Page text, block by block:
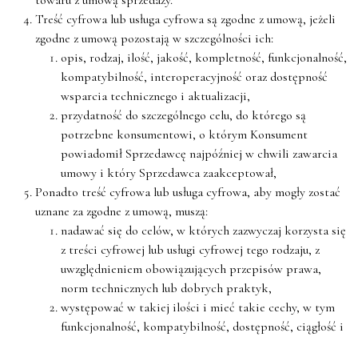
Treść cyfrowa lub usługa cyfrowa są zgodne z umową, jeżeli
zgodne z umową pozostają w szczególności ich:
opis, rodzaj, ilość, jakość, kompletność, funkcjonalność,
kompatybilność, interoperacyjność oraz dostępność
wsparcia technicznego i aktualizacji,
przydatność do szczególnego celu, do którego są
potrzebne konsumentowi, o którym Konsument
powiadomił Sprzedawcę najpóźniej w chwili zawarcia
umowy i który Sprzedawca zaakceptował,
Ponadto treść cyfrowa lub usługa cyfrowa, aby mogły zostać
uznane za zgodne z umową, muszą:
nadawać się do celów, w których zazwyczaj korzysta się
z treści cyfrowej lub usługi cyfrowej tego rodzaju, z
uwzględnieniem obowiązujących przepisów prawa,
norm technicznych lub dobrych praktyk,
występować w takiej ilości i mieć takie cechy, w tym
funkcjonalność, kompatybilność, dostępność, ciągłość i